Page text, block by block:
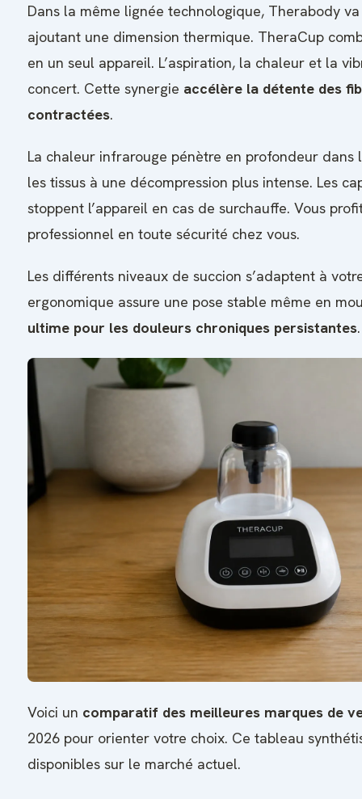
Dans la même lignée technologique, Therabody
ajoutant une dimension thermique. TheraCup
en un seul appareil. L’aspiration, la chaleur et la
concert. Cette synergie accélère la détente des
contractées.
La chaleur infrarouge pénètre en profondeur dans
les tissus à une décompression plus intense. Les
stoppent l’appareil en cas de surchauffe. Vous
professionnel en toute sécurité chez vous.
Les différents niveaux de succion s’adaptent à
ergonomique assure une pose stable même en
ultime pour les douleurs chroniques persistantes.
Voici un comparatif des meilleures marques de
2026 pour orienter votre choix. Ce tableau
disponibles sur le marché actuel.